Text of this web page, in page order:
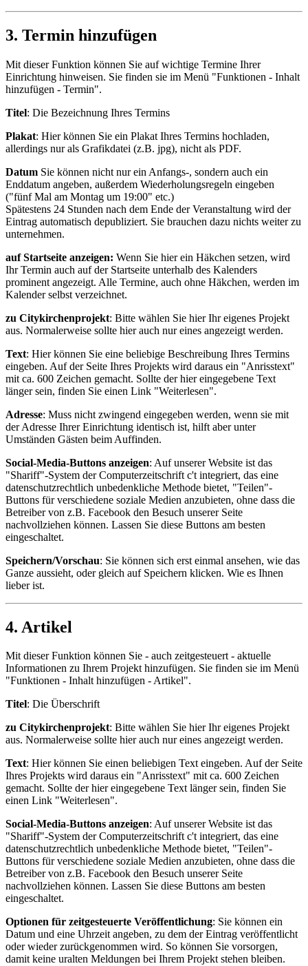
3. Termin hinzufügen
Mit dieser Funktion können Sie auf wichtige Termine Ihrer
Einrichtung hinweisen. Sie finden sie im Menü "Funktionen - Inhalt
hinzufügen - Termin".
Titel: Die Bezeichnung Ihres Termins
Plakat: Hier können Sie ein Plakat Ihres Termins hochladen,
allerdings nur als Grafikdatei (z.B. jpg), nicht als PDF.
Datum Sie können nicht nur ein Anfangs-, sondern auch ein
Enddatum angeben, außerdem Wiederholungsregeln eingeben
("fünf Mal am Montag um 19:00" etc.)
Spätestens 24 Stunden nach dem Ende der Veranstaltung wird der
Eintrag automatisch depubliziert. Sie brauchen dazu nichts weiter zu
unternehmen.
auf Startseite anzeigen: Wenn Sie hier ein Häkchen setzen, wird
Ihr Termin auch auf der Startseite unterhalb des Kalenders
prominent angezeigt. Alle Termine, auch ohne Häkchen, werden im
Kalender selbst verzeichnet.
zu Citykirchenprojekt: Bitte wählen Sie hier Ihr eigenes Projekt
aus. Normalerweise sollte hier auch nur eines angezeigt werden.
Text: Hier können Sie eine beliebige Beschreibung Ihres Termins
eingeben. Auf der Seite Ihres Projekts wird daraus ein "Anrisstext"
mit ca. 600 Zeichen gemacht. Sollte der hier eingegebene Text
länger sein, finden Sie einen Link "Weiterlesen".
Adresse: Muss nicht zwingend eingegeben werden, wenn sie mit
der Adresse Ihrer Einrichtung identisch ist, hilft aber unter
Umständen Gästen beim Auffinden.
Social-Media-Buttons anzeigen: Auf unserer Website ist das
"Shariff"-System der Computerzeitschrift c't integriert, das eine
datenschutzrechtlich unbedenkliche Methode bietet, "Teilen"-
Buttons für verschiedene soziale Medien anzubieten, ohne dass die
Betreiber von z.B. Facebook den Besuch unserer Seite
nachvollziehen können. Lassen Sie diese Buttons am besten
eingeschaltet.
Speichern/Vorschau: Sie können sich erst einmal ansehen, wie das
Ganze aussieht, oder gleich auf Speichern klicken. Wie es Ihnen
lieber ist.
4. Artikel
Mit dieser Funktion können Sie - auch zeitgesteuert - aktuelle
Informationen zu Ihrem Projekt hinzufügen. Sie finden sie im Menü
"Funktionen - Inhalt hinzufügen - Artikel".
Titel: Die Überschrift
zu Citykirchenprojekt: Bitte wählen Sie hier Ihr eigenes Projekt
aus. Normalerweise sollte hier auch nur eines angezeigt werden.
Text: Hier können Sie einen beliebigen Text eingeben. Auf der Seite
Ihres Projekts wird daraus ein "Anrisstext" mit ca. 600 Zeichen
gemacht. Sollte der hier eingegebene Text länger sein, finden Sie
einen Link "Weiterlesen".
Social-Media-Buttons anzeigen: Auf unserer Website ist das
"Shariff"-System der Computerzeitschrift c't integriert, das eine
datenschutzrechtlich unbedenkliche Methode bietet, "Teilen"-
Buttons für verschiedene soziale Medien anzubieten, ohne dass die
Betreiber von z.B. Facebook den Besuch unserer Seite
nachvollziehen können. Lassen Sie diese Buttons am besten
eingeschaltet.
Optionen für zeitgesteuerte Veröffentlichung: Sie können ein
Datum und eine Uhrzeit angeben, zu dem der Eintrag veröffentlicht
oder wieder zurückgenommen wird. So können Sie vorsorgen,
damit keine uralten Meldungen bei Ihrem Projekt stehen bleiben.